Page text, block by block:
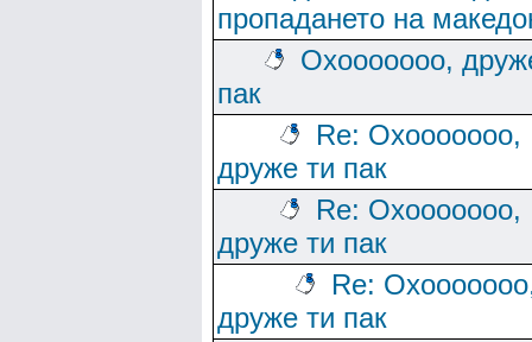
пропадането на
Охооооооо,
пак
Re: Охооооооо,
друже ти пак
Re: Охооооооо,
друже ти пак
Re:
друже ти пак